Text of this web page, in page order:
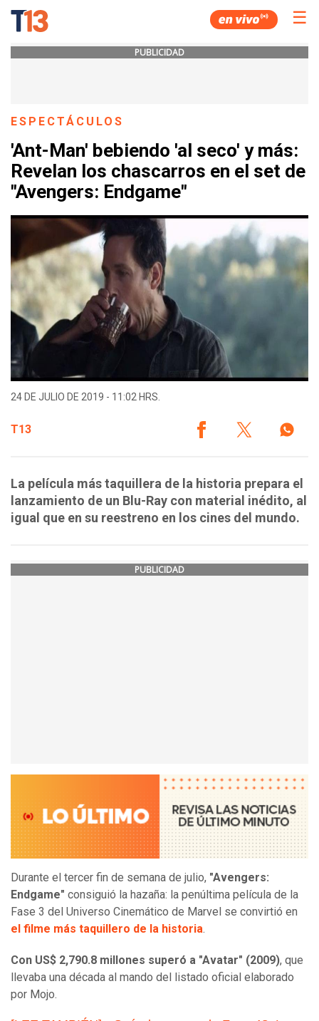
☰
PUBLICIDAD
ESPECTÁCULOS
'Ant-Man' bebiendo 'al seco' y más:
Revelan los chascarros en el set de
"Avengers: Endgame"
24 DE JULIO DE 2019 - 11:02 HRS.
T13
La película más taquillera de la historia prepara el
lanzamiento de un Blu-Ray con material inédito, al
igual que en su reestreno en los cines del mundo.
PUBLICIDAD
Durante el tercer fin de semana de julio, "Avengers:
Endgame" consiguió la hazaña: la penúltima película de la
Fase 3 del Universo Cinemático de Marvel se convirtió en
el filme más taquillero de la historia.
Con US$ 2,790.8 millones superó a "Avatar" (2009), que
llevaba una década al mando del listado oficial elaborado
por Mojo.